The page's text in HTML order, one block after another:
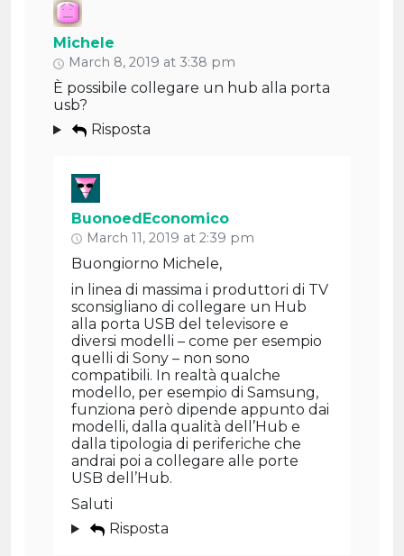
Michele
March 8, 2019 at 3:38 pm
È possibile collegare un hub alla porta
usb?
Risposta
BuonoedEconomico
March 11, 2019 at 2:39 pm
Buongiorno Michele,
in linea di massima i produttori di TV
sconsigliano di collegare un Hub
alla porta USB del televisore e
diversi modelli – come per esempio
quelli di Sony – non sono
compatibili. In realtà qualche
modello, per esempio di Samsung,
funziona però dipende appunto dai
modelli, dalla qualità dell’Hub e
dalla tipologia di periferiche che
andrai poi a collegare alle porte
USB dell’Hub.
Saluti
Risposta